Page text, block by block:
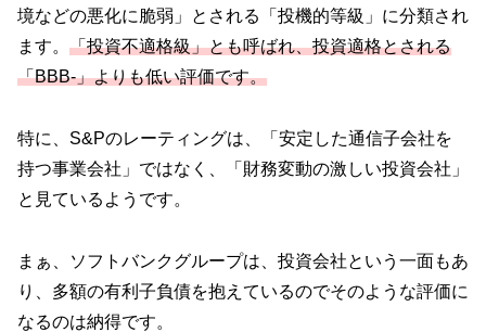
境などの悪化に脆弱」とされる「投機的等級」に分類され
ます。 「投資不適格級」とも呼ばれ、投資適格とされる
「BBB-」よりも低い評価です。
特に、S&Pのレーティングは、「安定した通信子会社を
持つ事業会社」ではなく、「財務変動の激しい投資会社」
と見ているようです。
まぁ、ソフトバンクグループは、投資会社という一面もあ
り、多額の有利子負債を抱えているのでそのような評価に
なるのは納得です。